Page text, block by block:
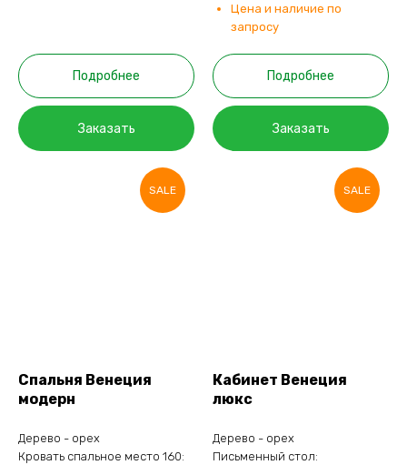
Подробнее
Заказать
Цена и наличие по
запросу
Подробнее
Заказать
SALE
Спальня Венеция
модерн
Дерево - орех
Кровать спальное место 160:
SALE
Кабинет Венеция
люкс
Дерево - орех
Письменный стол: